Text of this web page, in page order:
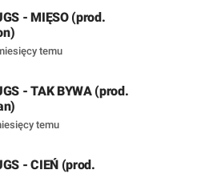
- MIĘSO (prod.
temu
- TAK BYWA (prod.
temu
- CIEŃ (prod.